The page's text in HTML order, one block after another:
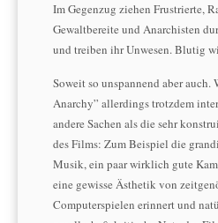
Im Gegenzug ziehen Frustrierte,
Gewaltbereite und Anarchisten
und treiben ihr Unwesen. Blutig
Soweit so unspannend aber auch.
Anarchy” allerdings trotzdem
andere Sachen als die sehr
des Films: Zum Beispiel die
Musik, ein paar wirklich gute
eine gewisse Ästhetik von
Computerspielen erinnert und